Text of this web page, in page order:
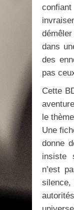
dans
des
pas
Cette
le
Une
donne
insiste
n’est